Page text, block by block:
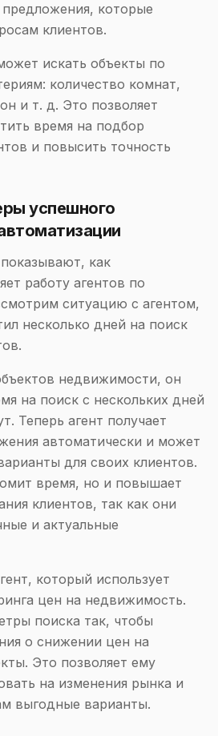
предложения, которые
клиентов.
искать объекты по
количество комнат,
и т. д. Это позволяет
время на подбор
и повысить точность
успешного
как
работу агентов по
ситуацию с агентом,
несколько дней на поиск
недвижимости, он
на поиск с нескольких дней
Теперь агент получает
автоматически и может
для своих клиентов.
время, но и повышает
клиентов, так как они
и актуальные
который использует
цен на недвижимость.
поиска так, чтобы
о снижении цен на
Это позволяет ему
на изменения рынка и
выгодные варианты.